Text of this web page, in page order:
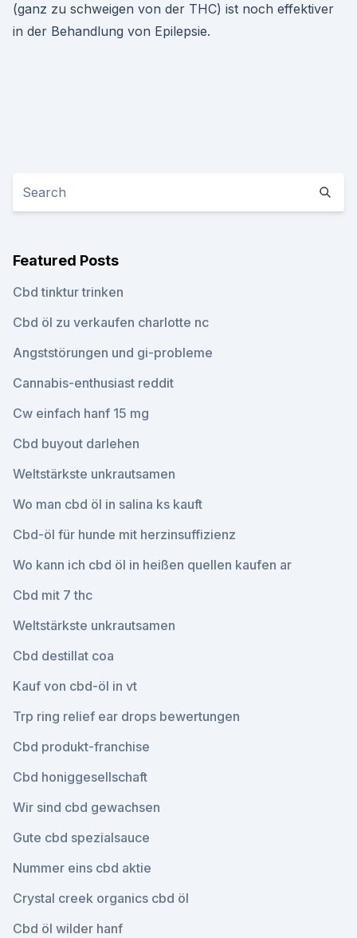
(ganz zu schweigen von der THC) ist noch effektiver
in der Behandlung von Epilepsie.
Featured Posts
Cbd tinktur trinken
Cbd öl zu verkaufen charlotte nc
Angststörungen und gi-probleme
Cannabis-enthusiast reddit
Cw einfach hanf 15 mg
Cbd buyout darlehen
Weltstärkste unkrautsamen
Wo man cbd öl in salina ks kauft
Cbd-öl für hunde mit herzinsuffizienz
Wo kann ich cbd öl in heißen quellen kaufen ar
Cbd mit 7 thc
Weltstärkste unkrautsamen
Cbd destillat coa
Kauf von cbd-öl in vt
Trp ring relief ear drops bewertungen
Cbd produkt-franchise
Cbd honiggesellschaft
Wir sind cbd gewachsen
Gute cbd spezialsauce
Nummer eins cbd aktie
Crystal creek organics cbd öl
Cbd öl wilder hanf